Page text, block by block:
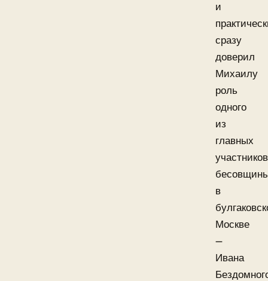
и
сразу
доверил
Михаилу
роль
одного
из
главных
участников
в
Москве
—
Ивана